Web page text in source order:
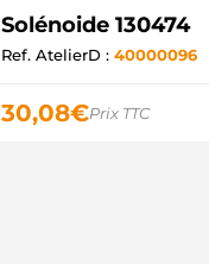
Solénoide 130474
Ref. AtelierD : 40000096
30,08€Prix TTC